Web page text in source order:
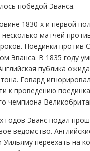
победой Эванса.
1830-х и первой
матчей
Поединки против
Эванса. В 1835 году
публика
Говард
к проведению
чемпиона
годов Эванс подал
ведомство.
переехать на